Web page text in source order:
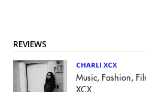
REVIEWS
CHARLI XCX
Music, Fashion,
XCX